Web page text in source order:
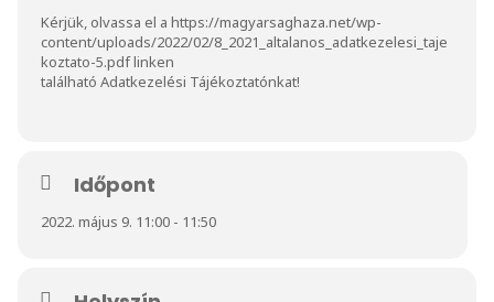
Kérjük, olvassa el a https://magyarsaghaza.net/wp-
content/uploads/2022/02/8_2021_altalanos_adatkezelesi_taje
koztato-5.pdflinken
található Adatkezelési Tájékoztatónkat!
Időpont
2022. május 9. 11:00 - 11:50